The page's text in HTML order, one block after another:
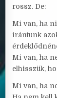
rossz. De:
Mi van, ha
irántunk
Mi van, ha
elhisszük,
Mi van, ha